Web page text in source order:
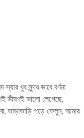
খুব সুন্দর ভাবে বর্ণনা
ভীষণই ভালো লেগেছে,
তাড়াতাড়ি পড়ে ফেলুন, আমার